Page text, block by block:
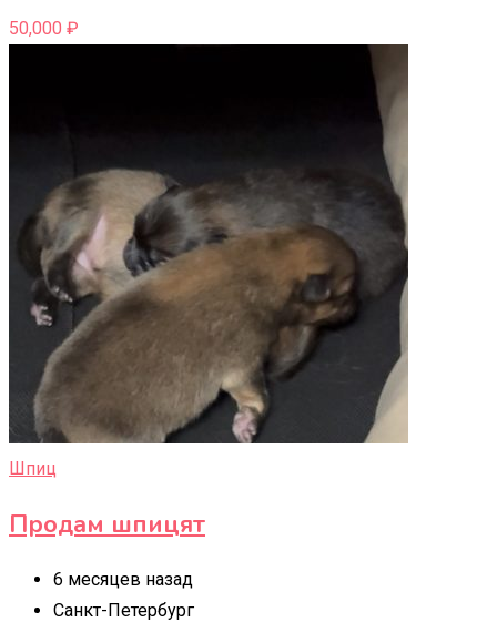
50,000 ₽
Шпиц
Продам шпицят
6 месяцев назад
Санкт-Петербург